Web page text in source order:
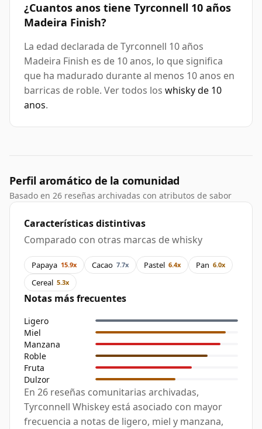
¿Cuantos anos tiene Tyrconnell 10 años
Madeira Finish?
La edad declarada de Tyrconnell 10 años
Madeira Finish es de 10 anos, lo que significa
que ha madurado durante al menos 10 anos en
barricas de roble. Ver todos los whisky de 10
anos.
Perfil aromático de la comunidad
Basado en 26 reseñas archivadas con atributos de sabor
Características distintivas
Comparado con otras marcas de whisky
Papaya 15.9x Cacao 7.7x Pastel 6.4x Pan 6.0x
Cereal 5.3x
Notas más frecuentes
Ligero
Miel
Manzana
Roble
Fruta
Dulzor
En 26 reseñas comunitarias archivadas,
Tyrconnell Whiskey está asociado con mayor
frecuencia a notas de ligero, miel y manzana,